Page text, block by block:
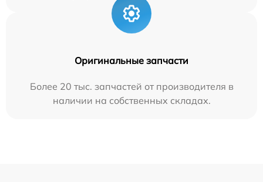
Оригинальные запчасти
Более 20 тыс. запчастей от производителя в
наличии на собственных складах.